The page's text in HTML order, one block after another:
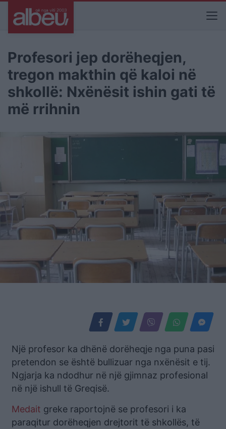
Profesori jep dorëheqjen,
tregon makthin që kaloi në
shkollë: Nxënësit ishin gati të
më rrihnin
Një profesor ka dhënë dorëheqje nga puna pasi
pretendon se është bullizuar nga nxënësit e tij.
Ngjarja ka ndodhur në një gjimnaz profesional
në një ishull të Greqisë.
Medait greke raportojnë se profesori i ka
paraqitur dorëheqjen drejtorit të shkollës, të